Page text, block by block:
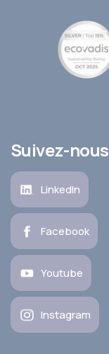
Suivez-nous
LinkedIn
Facebook
Youtube
Instagram